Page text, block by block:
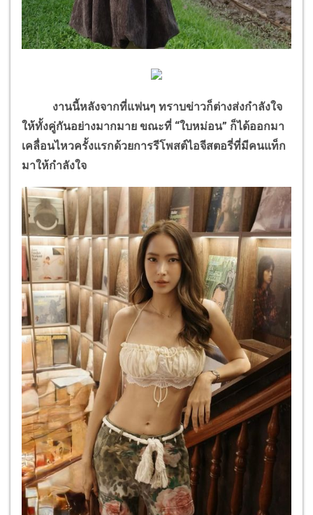
งานนี้หลังจากที่แฟนๆ ทราบข่าวก็ต่างส่งกำลังใจ
ให้ทั้งคู่กันอย่างมากมาย ขณะที่ “ใบหม่อน” ก็ได้ออกมา
เคลื่อนไหวครั้งแรกด้วยการรีโพสต์ไอจีสตอรี่ที่มีคนแท็ก
มาให้กำลังใจ